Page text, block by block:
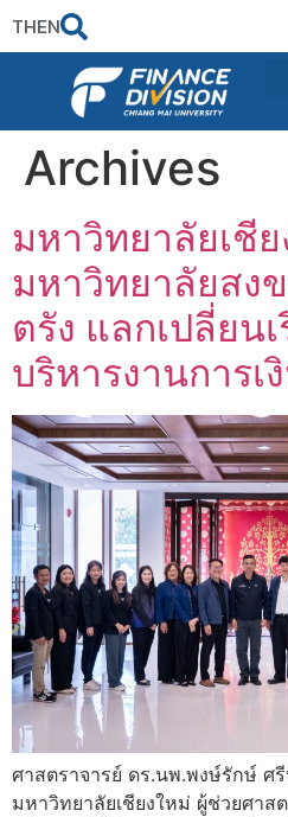
THEN
Archives
มหาวิทยาลัยเชี
มหาวิทยาลัยสง
ตรัง แลกเปลี่ยน
บริหารงานการเ
ศาสตราจารย์ ดร.นพ.พงษ์รักษ์
มหาวิทยาลัยเชียงใหม่ ผู้ช่วยศาส